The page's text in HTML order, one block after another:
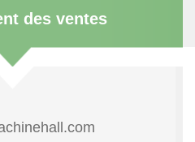
des ventes